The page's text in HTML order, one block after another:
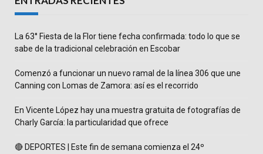
La 63° Fiesta de la Flor tiene fecha confirmada: todo lo que se
sabe de la tradicional celebración en Escobar
Comenzó a funcionar un nuevo ramal de la línea 306 que une
Canning con Lomas de Zamora: así es el recorrido
En Vicente López hay una muestra gratuita de fotografías de
Charly García: la particularidad que ofrece
🔴 DEPORTES | Este fin de semana comienza el 24º